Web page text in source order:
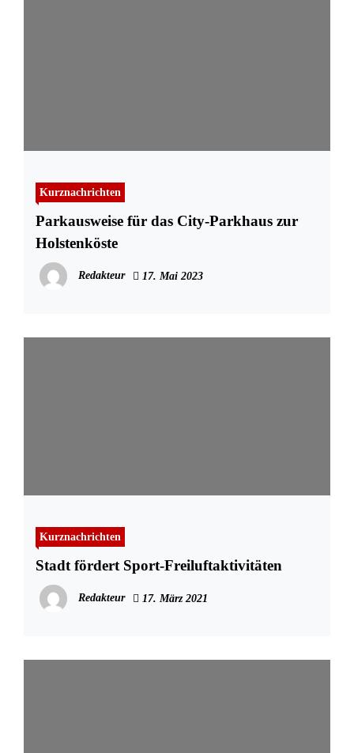
Kurznachrichten
Parkausweise für das City-Parkhaus zur
Holstenköste
Redakteur 17. Mai 2023
Kurznachrichten
Stadt fördert Sport-Freiluftaktivitäten
Redakteur 17. März 2021